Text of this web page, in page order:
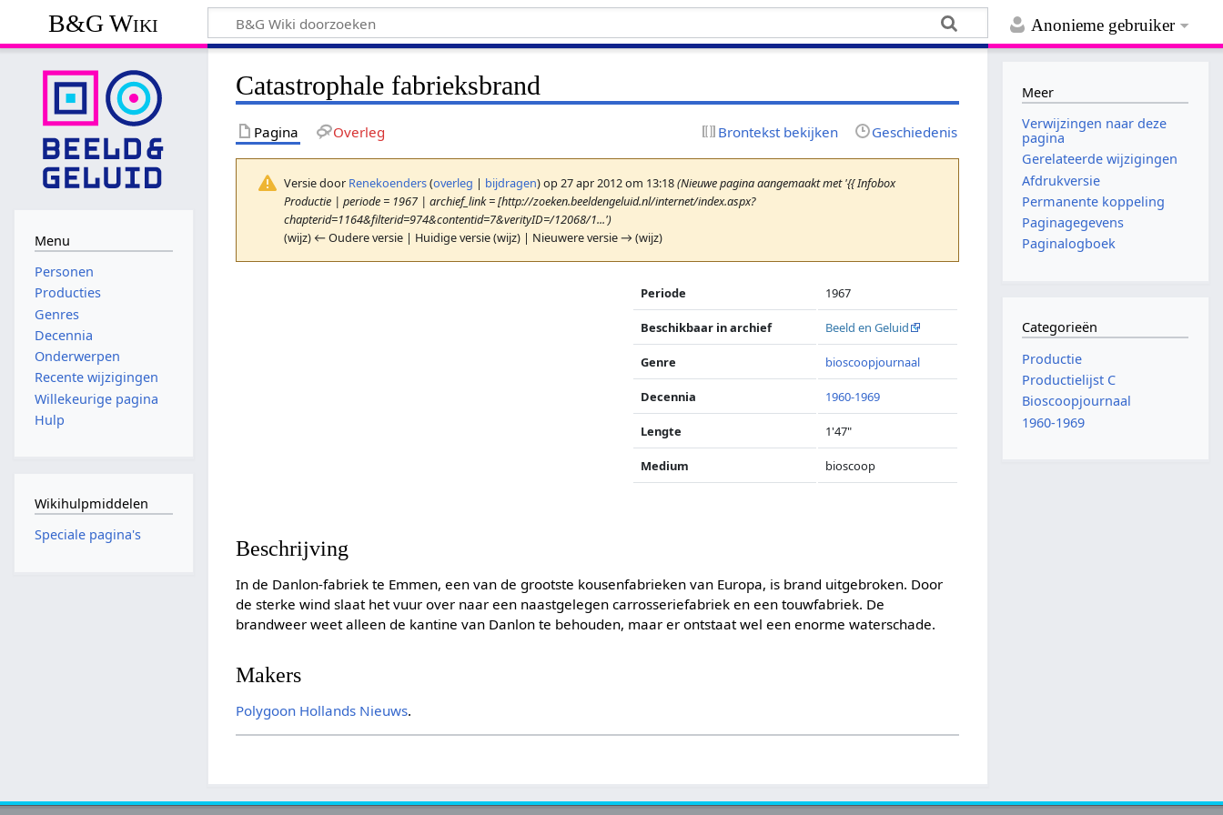
Anonieme gebruiker
B&G Wiki
Catastrophale fabrieksbrand
Pagina Overleg Brontekst bekijken Geschiedenis
Versie door Renekoenders(overleg | bijdragen)op 27 apr 2012 om 13:18(Nieuwe pagina aangemaakt met '{{ Infobox
Productie | periode = 1967 | archief_link = [http://zoeken.beeldengeluid.nl/internet/index.aspx?
chapterid=1164&filterid=974&contentid=7&verityID=/12068/1...')
(wijz) ← Oudere versie | Huidige versie (wijz) | Nieuwere versie → (wijz)
Periode 1967
Beschikbaar in archief Beeld en Geluid
Genre bioscoopjournaal
Decennia 1960-1969
Lengte 1'47"
Medium bioscoop
Beschrijving
In de Danlon-fabriek te Emmen, een van de grootste kousenfabrieken van Europa, is brand uitgebroken. Door
de sterke wind slaat het vuur over naar een naastgelegen carrosseriefabriek en een touwfabriek. De
brandweer weet alleen de kantine van Danlon te behouden, maar er ontstaat wel een enorme waterschade.
Makers
Polygoon Hollands Nieuws.
Menu
Personen
Producties
Genres
Decennia
Onderwerpen
Recente wijzigingen
Willekeurige pagina
Hulp
Wikihulpmiddelen
Speciale pagina's
Meer
Verwijzingen naar deze
pagina
Gerelateerde wijzigingen
Afdrukversie
Permanente koppeling
Paginagegevens
Paginalogboek
Categorieën
Productie
Productielijst C
Bioscoopjournaal
1960-1969